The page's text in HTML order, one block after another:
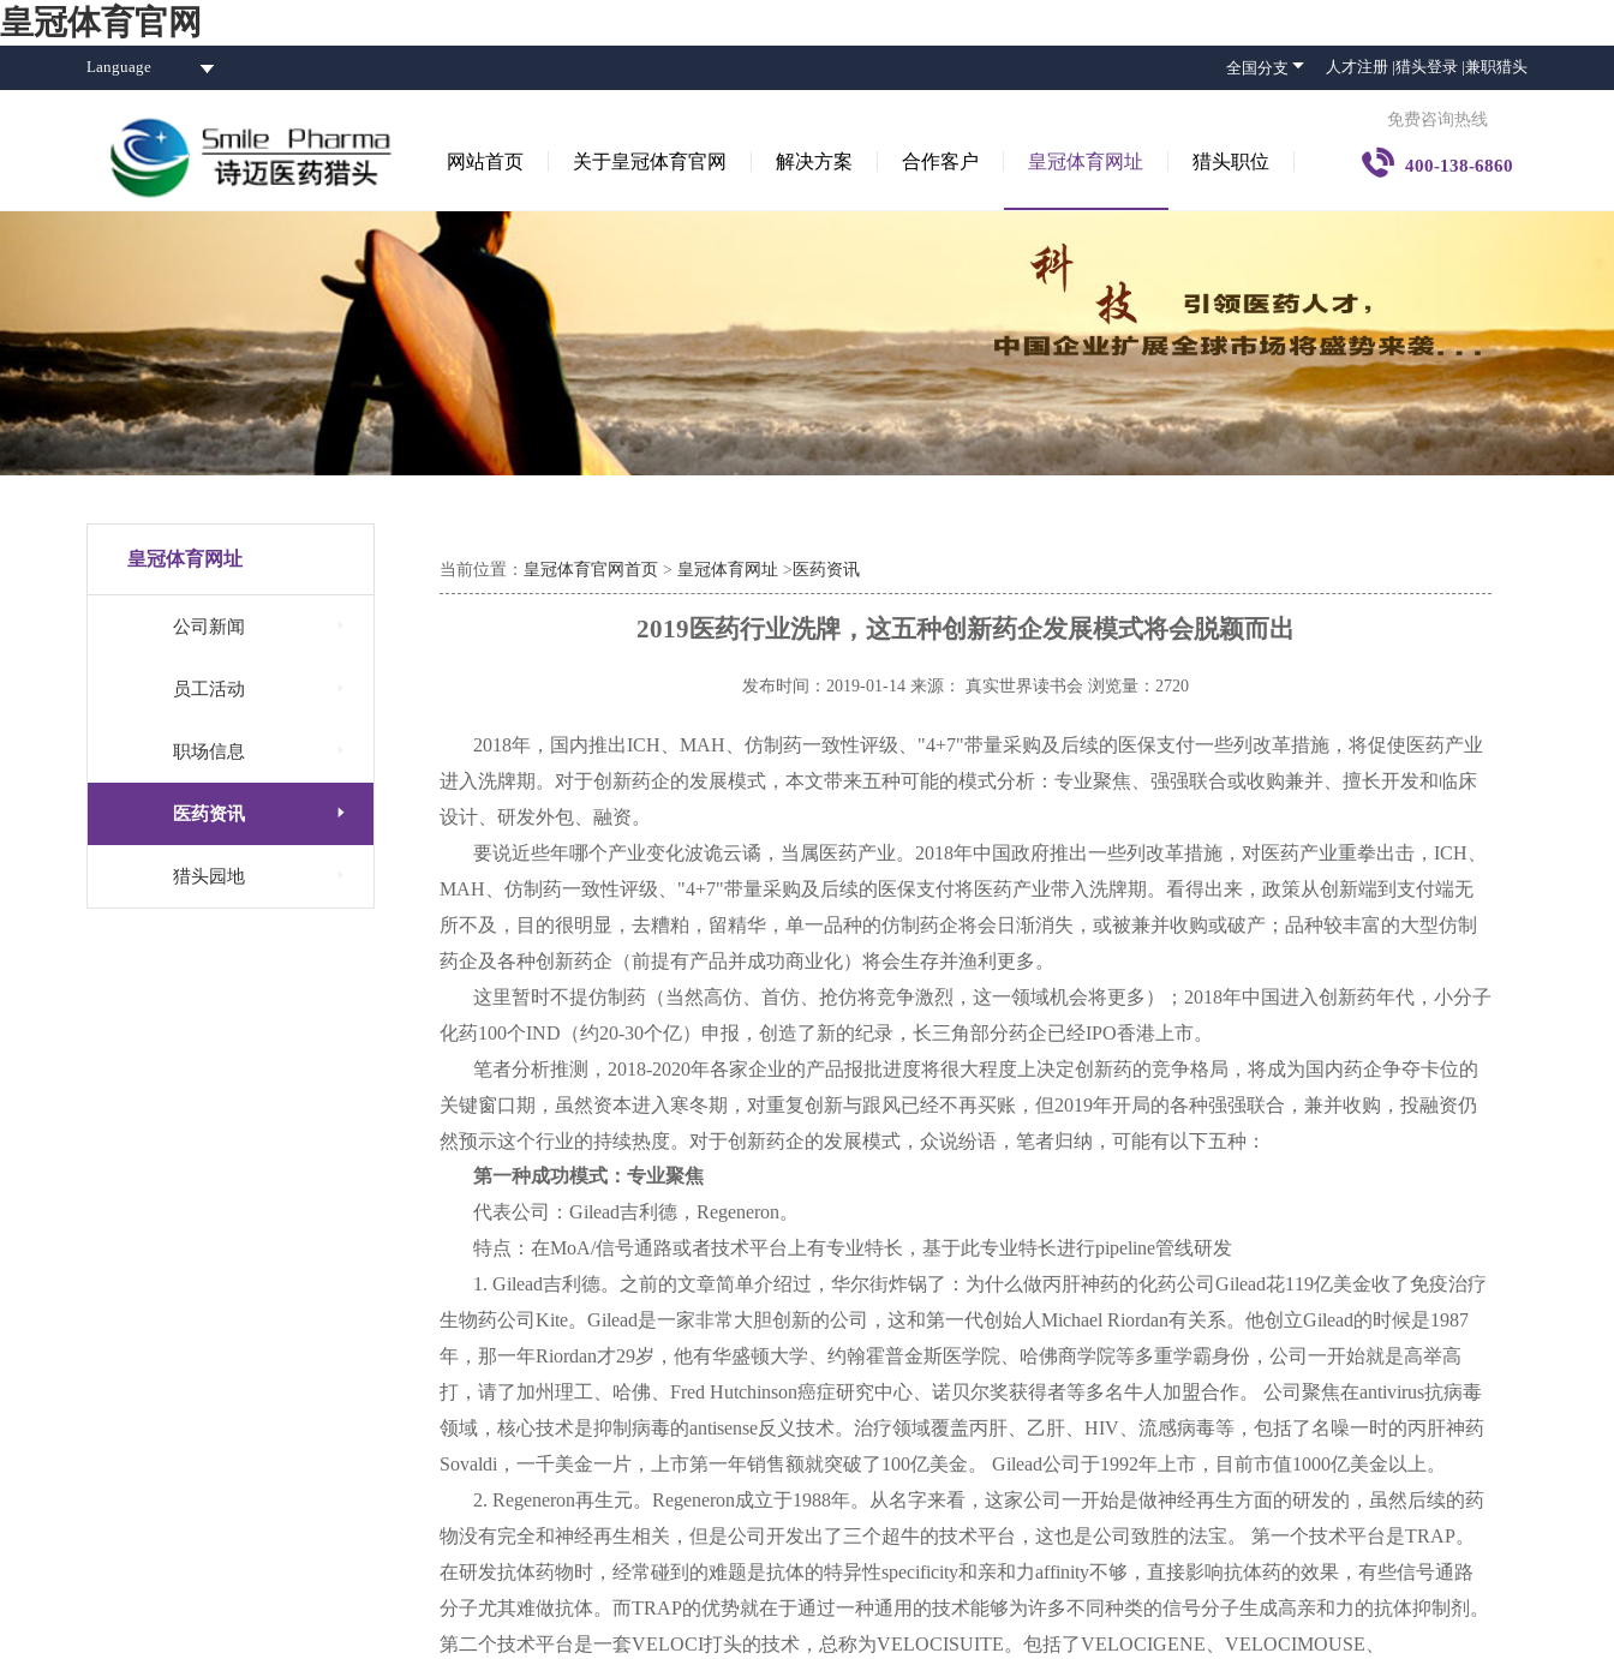
皇冠体育官网
Language 全国分支  人才注册 |猎头登录 |兼职猎头
网站首页 关于皇冠体育官网 解决方案 合作客户 皇冠体育网址 猎头职位
免费咨询热线
 400-138-6860
皇冠体育网址
公司新闻
员工活动
职场信息
医药资讯 
猎头园地
当前位置： 皇冠体育官网首页 > 皇冠体育网址 > 医药资讯
2019医药行业洗牌，这五种创新药企发展模式将会脱颖而出
发布时间：2019-01-14 来源： 真实世界读书会 浏览量：2720
2018年，国内推出ICH MAH 、仿制药一致性评级、"4+7"带量采购及后续的医保支付一些列改革措施，将促使医药产业
进入洗牌期。对于创新药企的发展模式，本文带来五种可能的模式分析：专业聚焦、强强联合或收购兼并、擅长开发和临床
设计、研发外包、融资。
要说近些年哪个产业变化波诡云谲，当属医药产业。 2018年中国政府推出一些列改革措施，对医药产业重拳出击， ICH
MAH 、仿制药一致性评级、"4+7"带量采购及后续的医保支付将医药产业带入洗牌期。看得出来，政策从创新端到支付端无
所不及，目的很明显，去糟粕，留精华，单一品种的仿制药企将会日渐消失，或被兼并收购或破产；品种较丰富的大型仿制
药企及各种创新药企（前提有产品并成功商业化）将会生存并渔利更多。
这里暂时不提仿制药（当然高仿、首仿、抢仿将竞争激烈，这一领域机会将更多）； 2018年中国进入创新药年代，小分子
化药100个IND （约20-30个亿）申报，创造了新的纪录，长三角部分药企已经IPO香港上市。
笔者分析推测， 2018-2020年各家企业的产品报批进度将很大程度上决定创新药的竞争格局，将成为国内药企争夺卡位的
关键窗口期，虽然资本进入寒冬期，对重复创新与跟风已经不再买账，但2019年开局的各种强强联合，兼并收购，投融资仍
然预示这个行业的持续热度。对于创新药企的发展模式，众说纷语，笔者归纳，可能有以下五种：
第一种成功模式：专业聚焦
代表公司： Gilead吉利德， Regeneron。
特点：在MoA/信号通路或者技术平台上有专业特长，基于此专业特长进行pipeline管线研发
1. Gilead吉利德。之前的文章简单介绍过，华尔街炸锅了：为什么做丙肝神药的化药公司 Gilead花119亿美金收了免疫治疗
生物药公司 Kite。 Gilead是一家非常大胆创新的公司，这和第一代创始人 Michael Riordan有关系。他创立Gilead的时候是1987
年，那一年Riordan才29岁，他有华盛顿大学、约翰霍普金斯医学院、哈佛商学院等多重学霸身份，公司一开始就是高举高
打，请了加州理工、哈佛、 Fred Hutchinson癌症研究中心、诺贝尔奖获得者等多名牛人加盟合作。 公司聚焦在antivirus抗病毒
领域，核心技术是抑制病毒的antisense反义技术。治疗领域覆盖丙肝、乙肝、 HIV 、流感病毒等，包括了名噪一时的丙肝神药
Sovaldi ，一千美金一片，上市第一年销售额就突破了100亿美金。 Gilead公司于1992年上市，目前市值1000亿美金以上。
2. Regeneron再生元。 Regeneron成立于1988年。从名字来看，这家公司一开始是做神经再生方面的研发的，虽然后续的药
物没有完全和神经再生相关，但是公司开发出了三个超牛的技术平台，这也是公司致胜的法宝。 第一个技术平台是TRAP。
在研发抗体药物时，经常碰到的难题是抗体的特异性specificity和亲和力affinity不够，直接影响抗体药的效果，有些信号通路
分子尤其难做抗体。而TRAP的优势就在于通过一种通用的技术能够为许多不同种类的信号分子生成高亲和力的抗体抑制剂。
第二个技术平台是一套VELOCI打头的技术，总称为VELOCISUITE。包括了VELOCIGENE VELOCIMOUSE